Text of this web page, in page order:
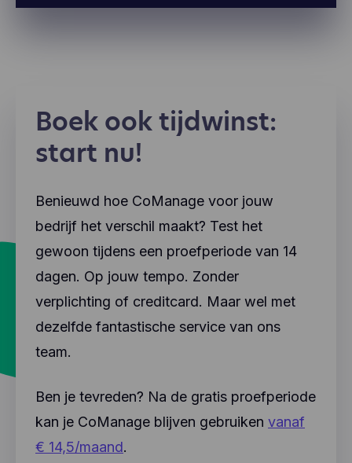
Boek ook tijdwinst:
start nu!
Benieuwd hoe CoManage voor jouw
bedrijf het verschil maakt? Test het
gewoon tijdens een proefperiode van 14
dagen. Op jouw tempo. Zonder
verplichting of creditcard. Maar wel met
dezelfde fantastische service van ons
team.
Ben je tevreden? Na de gratis proefperiode
kan je CoManage blijven gebruiken vanaf
€ 14,5/maand.